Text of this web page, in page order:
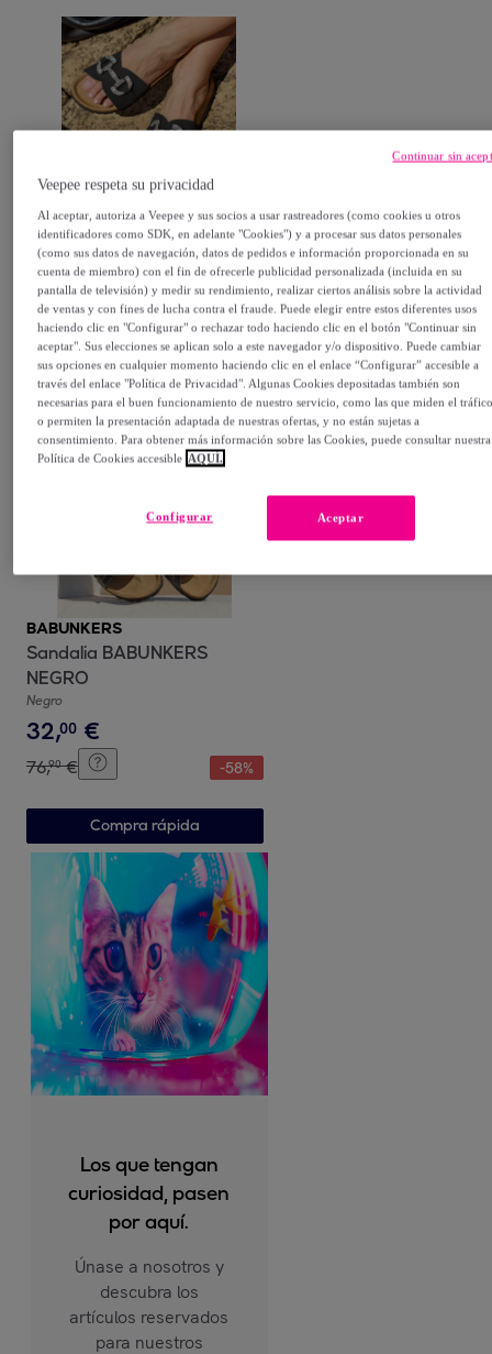
Sandalia BABUNKERS
NEGRO
Negro
38,00 €
85,90 € -55 %
Compra rápida
BABUNKERS
Sandalia BABUNKERS
NEGRO
Negro
32,00 €
76,90 € -58%
Compra rápida
Los que tengan
curiosidad, pasen
por aquí.
Únase a nosotros y
descubra los
artículos reservados
para nuestros
Veepee respeta su privacidad
Al aceptar, autoriza a Veepee y sus socios a usar rastreadores (como cookies u otros
identificadores como SDK, en adelante "Cookies") y a procesar sus datos personales
(como sus datos de navegación, datos de pedidos e información proporcionada en su
cuenta de miembro) con el fin de ofrecerle publicidad personalizada (incluida en su
pantalla de televisión) y medir su rendimiento, realizar ciertos análisis sobre la actividad
de ventas y con fines de lucha contra el fraude. Puede elegir entre estos diferentes usos
haciendo clic en "Configurar" o rechazar todo haciendo clic en el botón "Continuar sin
aceptar". Sus elecciones se aplican solo a este navegador y/o dispositivo. Puede cambiar
sus opciones en cualquier momento haciendo clic en el enlace “Configurar” accesible a
través del enlace "Política de Privacidad". Algunas Cookies depositadas también son
necesarias para el buen funcionamiento de nuestro servicio, como las que miden el
o permiten la presentación adaptada de nuestras ofertas, y no están sujetas a
consentimiento. Para obtener más información sobre las Cookies, puede consultar nuestra
Política de Cookies accesible AQUÍ.
Aceptar
Configurar
Continuar sin